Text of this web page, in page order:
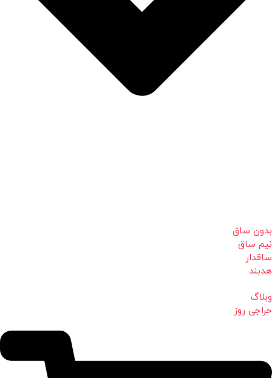
بدون ساق
نیم ساق
ساقدار
هدبند
وبلاگ
حراجی روز